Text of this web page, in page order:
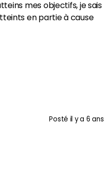
mes objectifs, je sais
en partie à cause
Posté il y a 6 ans